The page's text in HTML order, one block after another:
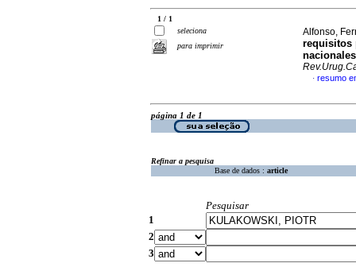
1 / 1
seleciona
para imprimir
Alfonso,
requisitos
· resumo
página 1 de 1
Refinar a pesquisa
Base de dados : article
Pesquisar
1
2
3